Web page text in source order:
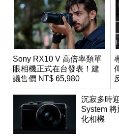
Sony RX10 V 高倍率類單
眼相機正式在台發表！建
議售價 NT$ 65,980
沉寂多時
System
化相機